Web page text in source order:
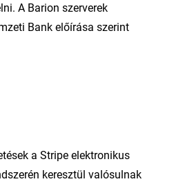
A Barion szerverek
Bank előírása szerint
a Stripe elektronikus
keresztül valósulnak